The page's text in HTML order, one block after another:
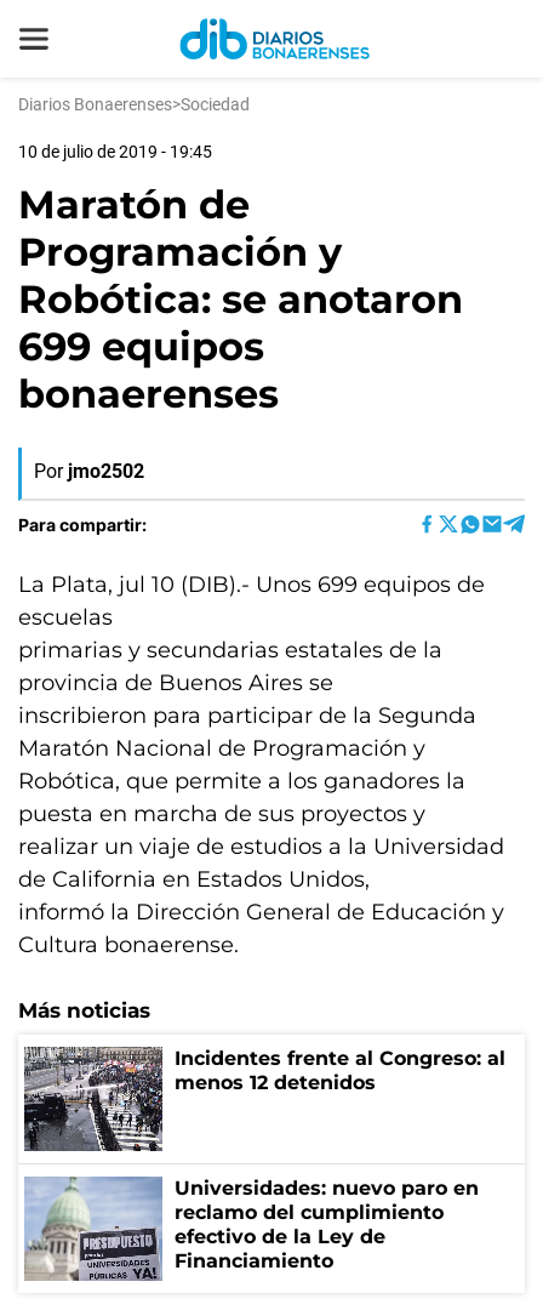
Diarios Bonaerenses>Sociedad
10 de julio de 2019 - 19:45
Maratón de
Programación y
Robótica: se anotaron
699 equipos
bonaerenses
Por jmo2502
Para compartir:
La Plata, jul 10 (DIB).- Unos 699 equipos de
escuelas
primarias y secundarias estatales de la
provincia de Buenos Aires se
inscribieron para participar de la Segunda
Maratón Nacional de Programación y
Robótica, que permite a los ganadores la
puesta en marcha de sus proyectos y
realizar un viaje de estudios a la Universidad
de California en Estados Unidos,
informó la Dirección General de Educación y
Cultura bonaerense.
Más noticias
Incidentes frente al Congreso: al
menos 12 detenidos
Universidades: nuevo paro en
reclamo del cumplimiento
efectivo de la Ley de
Financiamiento